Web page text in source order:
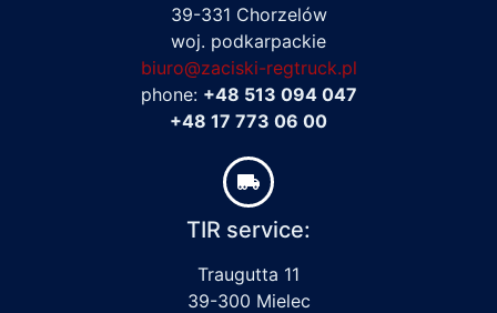
39-331 Chorzelów
woj. podkarpackie
biuro@zaciski-regtruck.pl
phone: +48 513 094 047
+48 17 773 06 00
TIR service:
Traugutta 11
39-300 Mielec